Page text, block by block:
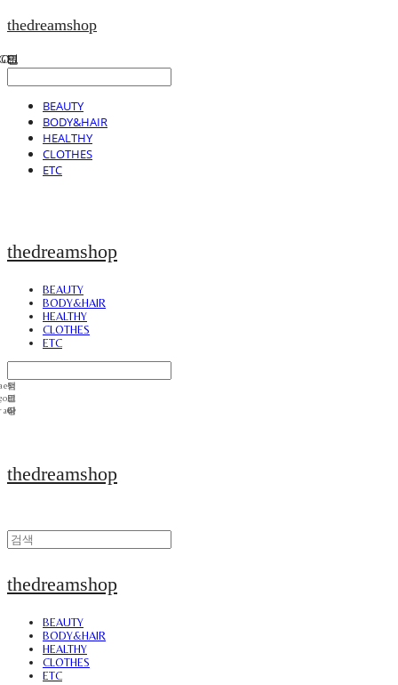
thedreamshop
BEAUTY
BODY&HAIR
HEALTHY
CLOTHES
ETC
thedreamshop
BEAUTY
BODY&HAIR
HEALTHY
CLOTHES
ETC
thedreamshop
thedreamshop
BEAUTY
BODY&HAIR
HEALTHY
CLOTHES
ETC